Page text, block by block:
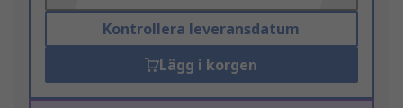
Kontrollera leveransdatum
Lägg i korgen